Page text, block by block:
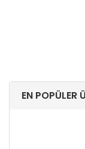
EN POPÜLER